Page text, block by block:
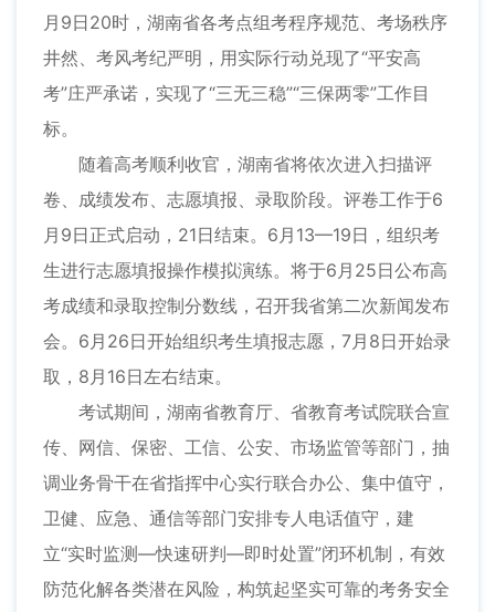
月9日20时，湖南省各考点组考程序规范、考场秩序
井然、考风考纪严明，用实际行动兑现了“平安高
考”庄严承诺，实现了“三无三稳”“三保两零”工作目
标。
随着高考顺利收官，湖南省将依次进入扫描评
卷、成绩发布、志愿填报、录取阶段。评卷工作于6
月9日正式启动，21日结束。6月13—19日，组织考
生进行志愿填报操作模拟演练。将于6月25日公布高
考成绩和录取控制分数线，召开我省第二次新闻发布
会。6月26日开始组织考生填报志愿，7月8日开始录
取，8月16日左右结束。
考试期间，湖南省教育厅、省教育考试院联合宣
传、网信、保密、工信、公安、市场监管等部门，抽
调业务骨干在省指挥中心实行联合办公、集中值守，
卫健、应急、通信等部门安排专人电话值守，建
立“实时监测—快速研判—即时处置”闭环机制，有效
防范化解各类潜在风险，构筑起坚实可靠的考务安全